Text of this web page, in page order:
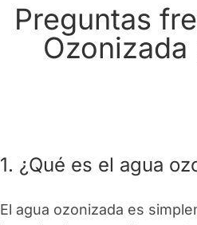
Preguntas
1. ¿Qué es el agua
El agua ozonizada es